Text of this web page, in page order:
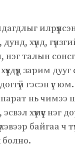
дунд, хүнд,
нэг талын
зарим
гэсэн үг
нь чимээ
хүмүүс нэг
хэвээр байгаа ч
болно.